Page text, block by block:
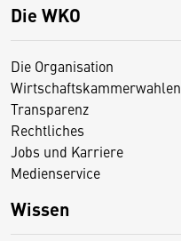
Die WKO
Die Organisation
Wirtschaftskammerwahlen
Transparenz
Rechtliches
Jobs und Karriere
Medienservice
Wissen